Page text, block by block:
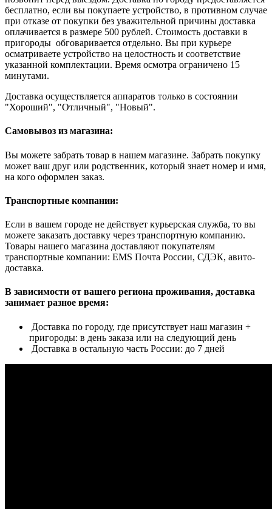
бесплатно, если вы покупаете устройство, в противном случае
при отказе от покупки без уважительной причины доставка
оплачивается в размере 500 рублей. Стоимость доставки в
пригороды обговаривается отдельно. Вы при курьере
осматриваете устройство на целостность и соответствие
указанной комплектации. Время осмотра ограничено 15
минутами.
Доставка осуществляется аппаратов только в состоянии
"Хороший", "Отличный", "Новый".
Самовывоз из магазина:
Вы можете забрать товар в нашем магазине. Забрать покупку
может ваш друг или родственник, который знает номер и имя,
на кого оформлен заказ.
Транспортные компании:
Если в вашем городе не действует курьерская служба, то вы
можете заказать доставку через транспортную компанию.
Товары нашего магазина доставляют покупателям
транспортные компании: EMS Почта России, СДЭК, авито-
доставка.
В зависимости от вашего региона проживания, доставка
занимает разное время:
Доставка по городу, где присутствует наш магазин +
пригороды: в день заказа или на следующий день
Доставка в остальную часть России: до 7 дней